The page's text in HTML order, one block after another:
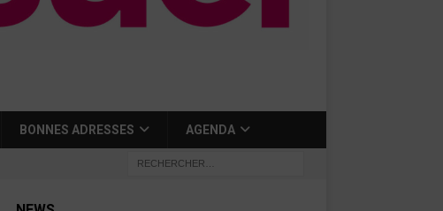
BONNES ADRESSES AGENDA